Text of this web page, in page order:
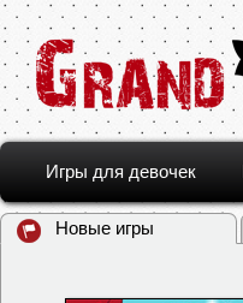
Игры для девочек
Новые игры